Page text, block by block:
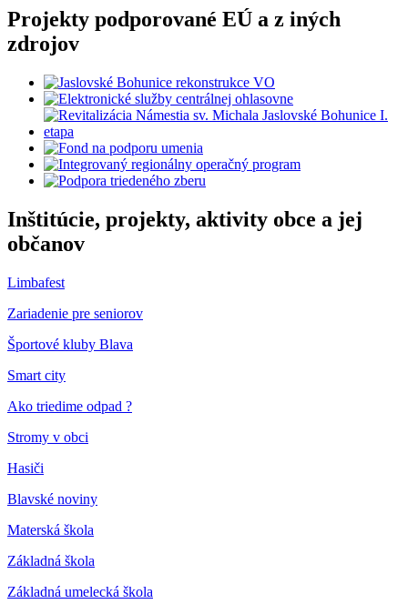
Projekty podporované EÚ a z iných
zdrojov
Inštitúcie, projekty, aktivity obce a jej
občanov
Limbafest
Zariadenie pre seniorov
Športové kluby Blava
Smart city
Ako triedime odpad ?
Stromy v obci
Hasiči
Blavské noviny
Materská škola
Základná škola
Základná umelecká škola